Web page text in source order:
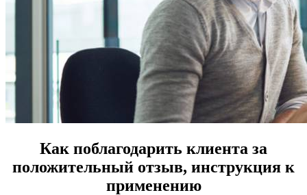
Как поблагодарить клиента за
положительный отзыв, инструкция к
применению